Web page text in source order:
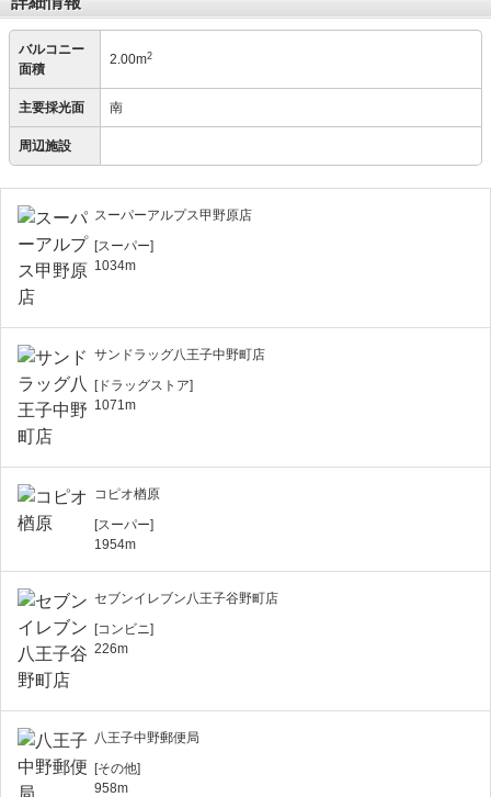
バルコニー
面積
2.00m2
主要採光面 南
周辺施設
スーパーアルプス甲野原店
[スーパー]
1034m
サンドラッグ八王子中野町店
[ドラッグストア]
1071m
コピオ楢原
[スーパー]
1954m
セブンイレブン八王子谷野町店
[コンビニ]
226m
八王子中野郵便局
[その他]
958m